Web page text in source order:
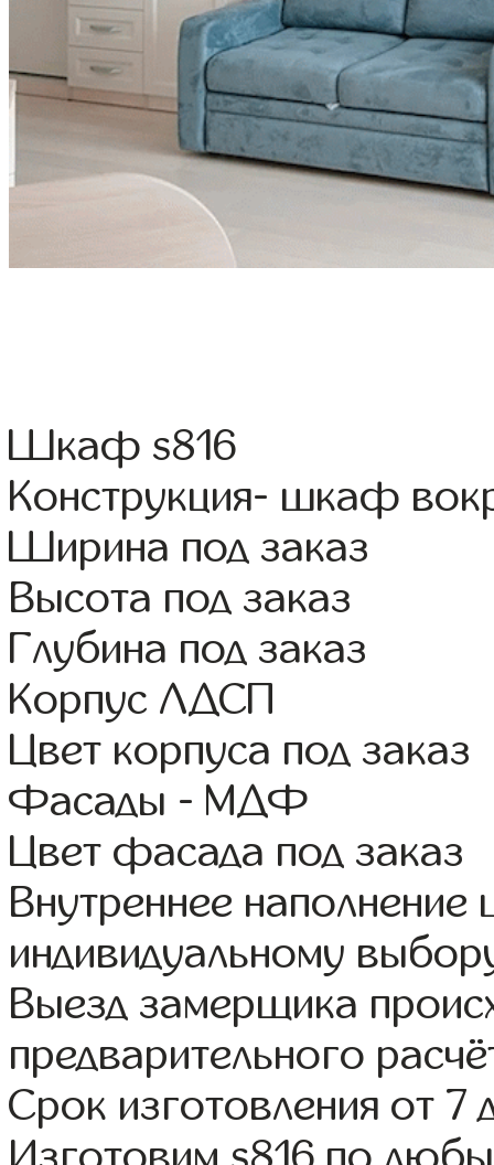
Шкаф s816
Конструкция- шкаф
Ширина под заказ
Высота под заказ
Глубина под заказ
Корпус ЛДСП
Цвет корпуса под заказ
Фасады - МДФ
Цвет фасада под заказ
Внутреннее
индивидуальному
Выезд замерщика
предварительного
Срок изготовления от 7